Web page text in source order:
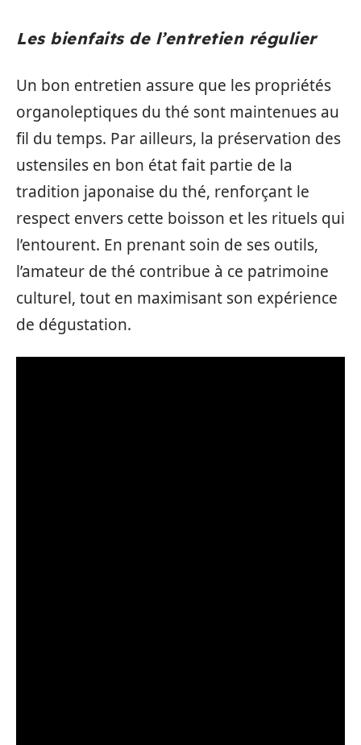
Les bienfaits de l’entretien régulier
Un bon entretien assure que les propriétés
organoleptiques du thé sont maintenues au
fil du temps. Par ailleurs, la préservation des
ustensiles en bon état fait partie de la
tradition japonaise du thé, renforçant le
respect envers cette boisson et les rituels qui
l’entourent. En prenant soin de ses outils,
l’amateur de thé contribue à ce patrimoine
culturel, tout en maximisant son expérience
de dégustation.